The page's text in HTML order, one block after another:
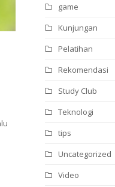
game
Kunjungan
Pelatihan
Rekomendasi
Study Club
Teknologi
tips
Uncategorized
Video